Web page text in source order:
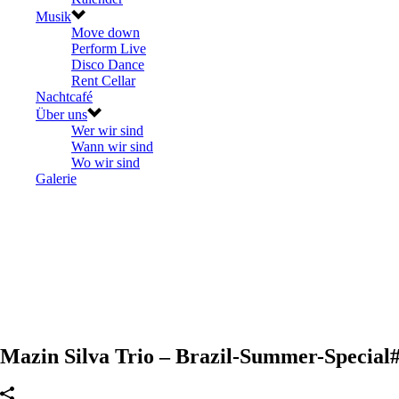
Musik
Move down
Perform Live
Disco Dance
Rent Cellar
Nachtcafé
Über uns
Wer wir sind
Wann wir sind
Wo wir sind
Galerie
Mazin Silva Trio – Brazil-Summer-